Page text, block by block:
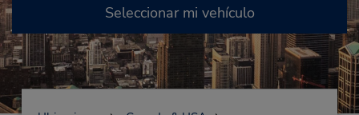
Seleccionar mi vehículo